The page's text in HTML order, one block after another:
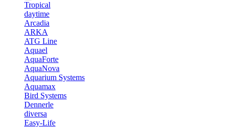
Tropical
daytime
Arcadia
ARKA
ATG Line
Aquael
AquaForte
AquaNova
Aquarium Systems
Aquamax
Bird Systems
Dennerle
diversa
Easy-Life